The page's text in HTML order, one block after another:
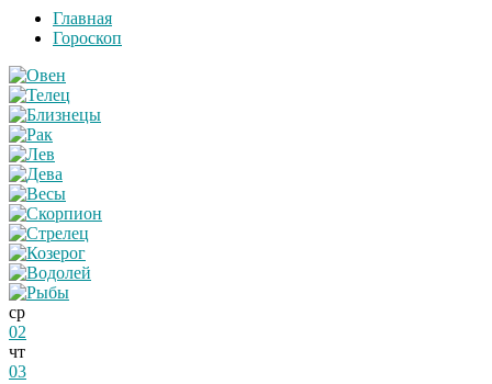
Главная
Гороскоп
ср
02
чт
03